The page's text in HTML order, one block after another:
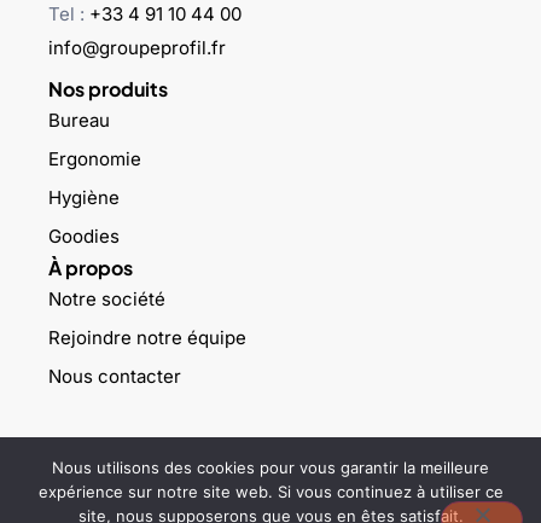
Tel : +33 4 91 10 44 00
info@groupeprofil.fr
Nos produits
Bureau
Ergonomie
Hygiène
Goodies
À propos
Notre société
Rejoindre notre équipe
Nous contacter
Nous utilisons des cookies pour vous garantir la meilleure
expérience sur notre site web. Si vous continuez à utiliser ce
site, nous supposerons que vous en êtes satisfait.